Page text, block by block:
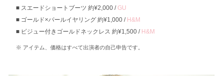
スエードショートブーツ 約¥2,000 /GU
ゴールド×パールイヤリング 約¥1,000 / H&M
ビジュー付きゴールドネックレス 約¥1,500 / H&M
アイテム、価格はすべて出演者の自己申告です。